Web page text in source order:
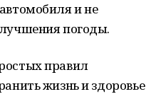
и не
погоды.
правил
жизнь и здоровье